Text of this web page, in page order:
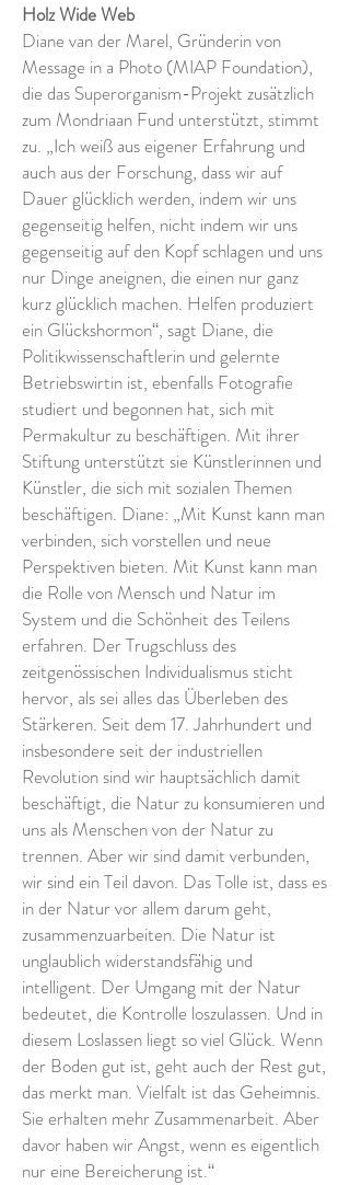
Holz Wide Web
Diane van der Marel, Gründerin von
Message in a Photo (MIAP Foundation),
die das Superorganism-Projekt zusätzlich
zum Mondriaan Fund unterstützt, stimmt
zu. „Ich weiß aus eigener Erfahrung und
auch aus der Forschung, dass wir auf
Dauer glücklich werden, indem wir uns
gegenseitig helfen, nicht indem wir uns
gegenseitig auf den Kopf schlagen und uns
nur Dinge aneignen, die einen nur ganz
kurz glücklich machen. Helfen produziert
ein Glückshormon“, sagt Diane, die
Politikwissenschaftlerin und gelernte
Betriebswirtin ist, ebenfalls Fotografie
studiert und begonnen hat, sich mit
Permakultur zu beschäftigen. Mit ihrer
Stiftung unterstützt sie Künstlerinnen und
Künstler, die sich mit sozialen Themen
beschäftigen. Diane: „Mit Kunst kann man
verbinden, sich vorstellen und neue
Perspektiven bieten. Mit Kunst kann man
die Rolle von Mensch und Natur im
System und die Schönheit des Teilens
erfahren. Der Trugschluss des
zeitgenössischen Individualismus sticht
hervor, als sei alles das Überleben des
Stärkeren. Seit dem 17. Jahrhundert und
insbesondere seit der industriellen
Revolution sind wir hauptsächlich damit
beschäftigt, die Natur zu konsumieren und
uns als Menschen von der Natur zu
trennen. Aber wir sind damit verbunden,
wir sind ein Teil davon. Das Tolle ist, dass es
in der Natur vor allem darum geht,
zusammenzuarbeiten. Die Natur ist
unglaublich widerstandsfähig und
intelligent. Der Umgang mit der Natur
bedeutet, die Kontrolle loszulassen. Und in
diesem Loslassen liegt so viel Glück. Wenn
der Boden gut ist, geht auch der Rest gut,
das merkt man. Vielfalt ist das Geheimnis.
Sie erhalten mehr Zusammenarbeit. Aber
davor haben wir Angst, wenn es eigentlich
nur eine Bereicherung ist.“